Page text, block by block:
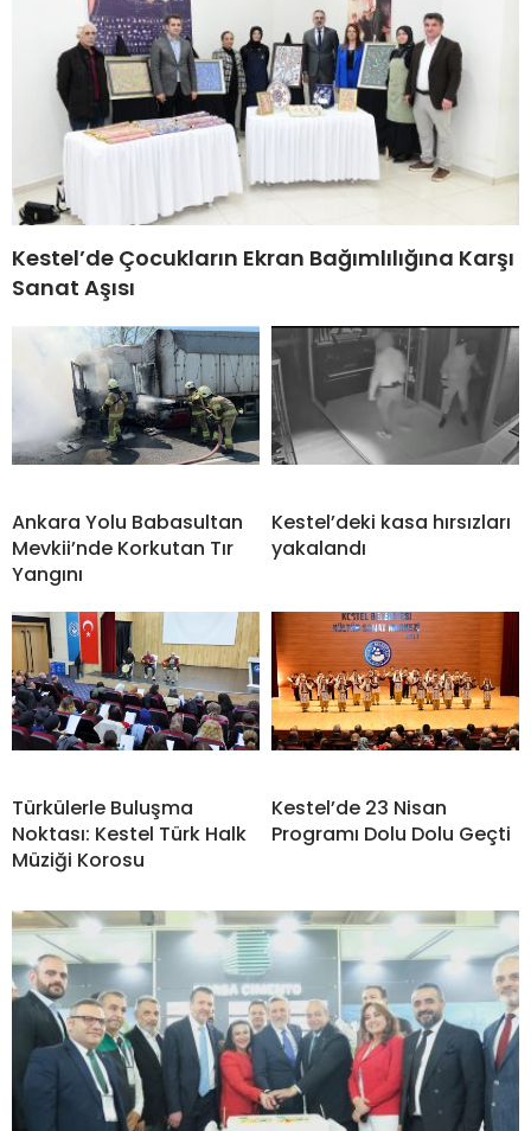
Kestel’de Çocukların Ekran Bağımlılığına Karşı
Sanat Aşısı
Ankara Yolu Babasultan
Mevkii’nde Korkutan Tır
Yangını
Kestel’deki kasa hırsızları
yakalandı
Türkülerle Buluşma
Noktası: Kestel Türk Halk
Müziği Korosu
Kestel’de 23 Nisan
Programı Dolu Dolu Geçti